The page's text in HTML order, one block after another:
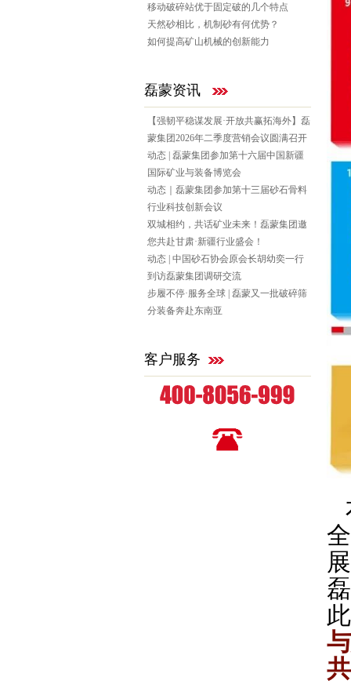
移动破碎站优于固定破的几个特点
天然砂相比，机制砂有何优势？
如何提高矿山机械的创新能力
磊蒙资讯
【强韧平稳谋发展·开放共赢拓海外】磊
蒙集团2026年二季度营销会议圆满召开
动态 | 磊蒙集团参加第十六届中国新疆
国际矿业与装备博览会
动态｜磊蒙集团参加第十三届砂石骨料
行业科技创新会议
双城相约，共话矿业未来！磊蒙集团邀
您共赴甘肃·新疆行业盛会！
动态 | 中国砂石协会原会长胡幼奕一行
到访磊蒙集团调研交流
步履不停·服务全球 | 磊蒙又一批破碎筛
分装备奔赴东南亚
客户服务